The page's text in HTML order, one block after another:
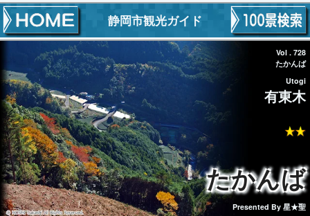
静岡市観光ガイド
Vol . 728
たかんば
Utogi
有東木
たかんば
Presented By 星★聖